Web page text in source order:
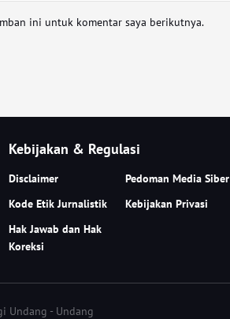
ini untuk komentar saya berikutnya.
Kebijakan & Regulasi
Disclaimer
Pedoman Media Siber
Kode Etik Jurnalistik
Kebijakan Privasi
Hak Jawab dan Hak
Koreksi
Undang - Undang